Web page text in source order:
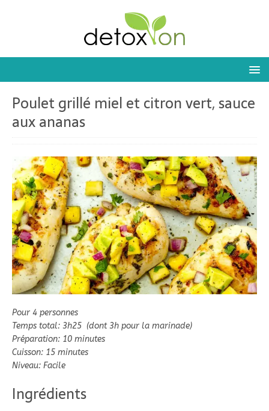
Poulet grillé miel et citron vert, sauce
aux ananas
Pour 4 personnes
Temps total: 3h25 (dont 3h pour la marinade)
Préparation: 10 minutes
Cuisson: 15 minutes
Niveau: Facile
Ingrédients